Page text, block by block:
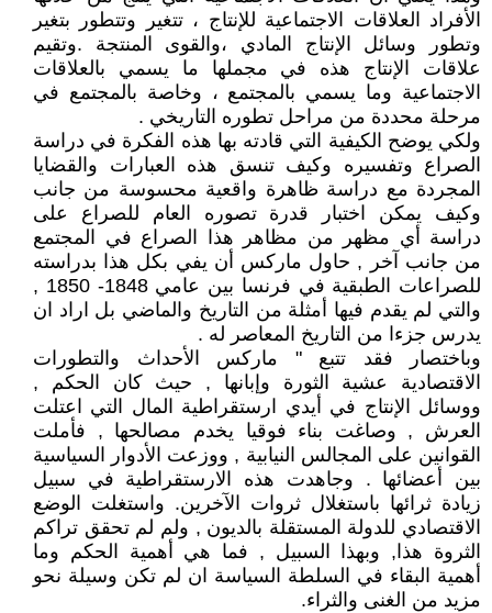
الأفراد العلاقات الاجتماعية للإنتاج ، تتغير وتتطور بتغير
وتطور وسائل الإنتاج المادي ،والقوى المنتجة .وتقيم
علاقات الإنتاج هذه في مجملها ما يسمي بالعلاقات
الاجتماعية وما يسمي بالمجتمع ، وخاصة بالمجتمع في
مرحلة محددة من مراحل تطوره التاريخي .
ولكي يوضح الكيفية التي قادته بها هذه الفكرة في دراسة
الصراع وتفسيره وكيف تنسق هذه العبارات والقضايا
المجردة مع دراسة ظاهرة واقعية محسوسة من جانب
وكيف يمكن اختبار قدرة تصوره العام للصراع على
دراسة أي مظهر من مظاهر هذا الصراع في المجتمع
من جانب آخر , حاول ماركس أن يفي بكل هذا بدراسته
للصراعات الطبقية في فرنسا بين عامي 1848- 1850 ,
والتي لم يقدم فيها أمثلة من التاريخ والماضي بل اراد ان
يدرس جزءا من التاريخ المعاصر له .
وباختصار فقد تتبع " ماركس الأحداث والتطورات
الاقتصادية عشية الثورة وإبانها , حيث كان الحكم ,
ووسائل الإنتاج في أيدي ارستقراطية المال التي اعتلت
العرش , وصاغت بناء فوقيا يخدم مصالحها , فأملت
القوانين على المجالس النيابية , ووزعت الأدوار السياسية
بين أعضائها . وجاهدت هذه الارستقراطية في سبيل
زيادة ثرائها باستغلال ثروات الآخرين. واستغلت الوضع
الاقتصادي للدولة المستقلة بالديون , ولم لم تحقق تراكم
الثروة هذا, وبهذا السبيل , فما هي أهمية الحكم وما
أهمية البقاء في السلطة السياسة ان لم تكن وسيلة نحو
مزيد من الغنى والثراء.